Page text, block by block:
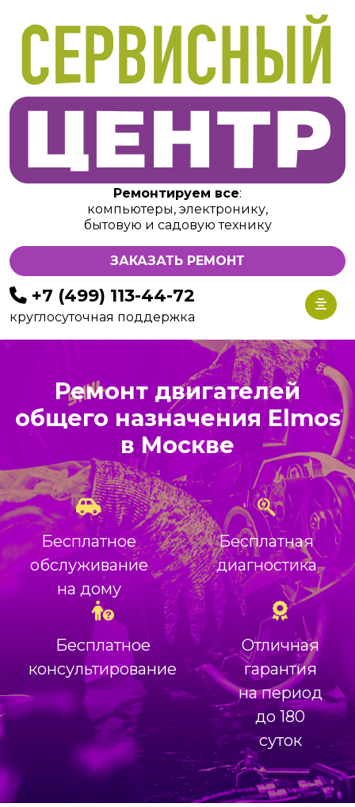
Ремонтируем все:
компьютеры, электронику,
бытовую и садовую технику
ЗАКАЗАТЬ РЕМОНТ
+7 (499) 113-44-72
круглосуточная поддержка
Ремонт двигателей
общего назначения Elmos
в Москве
Бесплатное
обслуживание
на дому
Бесплатная
диагностика
Бесплатное
консультирование
Отличная
гарантия
на период
до 180
суток